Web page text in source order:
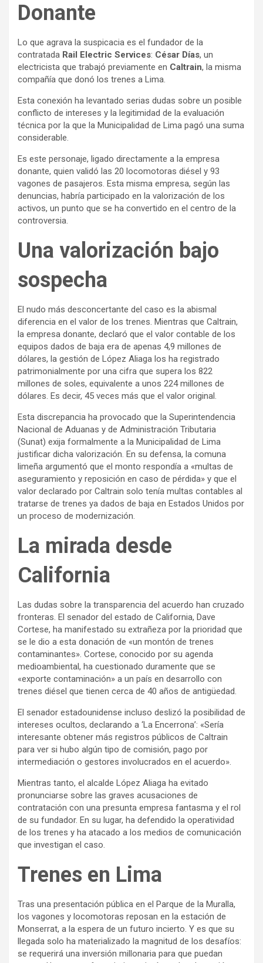
Donante
Lo que agrava la suspicacia es el fundador de la
contratada Rail Electric Services: César Días, un
electricista que trabajó previamente en Caltrain, la misma
compañía que donó los trenes a Lima.
Esta conexión ha levantado serias dudas sobre un posible
conflicto de intereses y la legitimidad de la evaluación
técnica por la que la Municipalidad de Lima pagó una suma
considerable.
Es este personaje, ligado directamente a la empresa
donante, quien validó las 20 locomotoras diésel y 93
vagones de pasajeros. Esta misma empresa, según las
denuncias, habría participado en la valorización de los
activos, un punto que se ha convertido en el centro de la
controversia.
Una valorización bajo
sospecha
El nudo más desconcertante del caso es la abismal
diferencia en el valor de los trenes. Mientras que Caltrain,
la empresa donante, declaró que el valor contable de los
equipos dados de baja era de apenas 4,9 millones de
dólares, la gestión de López Aliaga los ha registrado
patrimonialmente por una cifra que supera los 822
millones de soles, equivalente a unos 224 millones de
dólares. Es decir, 45 veces más que el valor original.
Esta discrepancia ha provocado que la Superintendencia
Nacional de Aduanas y de Administración Tributaria
(Sunat) exija formalmente a la Municipalidad de Lima
justificar dicha valorización. En su defensa, la comuna
limeña argumentó que el monto respondía a «multas de
aseguramiento y reposición en caso de pérdida» y que el
valor declarado por Caltrain solo tenía multas contables al
tratarse de trenes ya dados de baja en Estados Unidos por
un proceso de modernización.
La mirada desde
California
Las dudas sobre la transparencia del acuerdo han cruzado
fronteras. El senador del estado de California, Dave
Cortese, ha manifestado su extrañeza por la prioridad que
se le dio a esta donación de «un montón de trenes
contaminantes». Cortese, conocido por su agenda
medioambiental, ha cuestionado duramente que se
«exporte contaminación» a un país en desarrollo con
trenes diésel que tienen cerca de 40 años de antigüedad.
El senador estadounidense incluso deslizó la posibilidad de
intereses ocultos, declarando a ‘La Encerrona’: «Sería
interesante obtener más registros públicos de Caltrain
para ver si hubo algún tipo de comisión, pago por
intermediación o gestores involucrados en el acuerdo».
Mientras tanto, el alcalde López Aliaga ha evitado
pronunciarse sobre las graves acusaciones de
contratación con una presunta empresa fantasma y el rol
de su fundador. En su lugar, ha defendido la operatividad
de los trenes y ha atacado a los medios de comunicación
que investigan el caso.
Trenes en Lima
Tras una presentación pública en el Parque de la Muralla,
los vagones y locomotoras reposan en la estación de
Monserrat, a la espera de un futuro incierto. Y es que su
llegada solo ha materializado la magnitud de los desafíos:
se requerirá una inversión millonaria para que puedan